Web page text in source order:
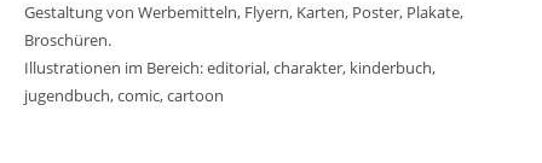
Gestaltung von Werbemitteln, Flyern, Karten, Poster, Plakate,
Broschüren.
Illustrationen im Bereich: editorial, charakter, kinderbuch,
jugendbuch, comic, cartoon